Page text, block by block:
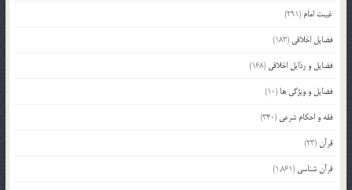
غیبت امام (291)
فضایل اخلاقی (183)
فضایل و رذایل اخلاقی (168)
فضایل و ویژگی ها (10)
فقه و احکام شرعی (340)
قرآن(23)
قرآن شناسی (1,861)